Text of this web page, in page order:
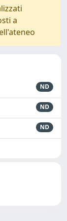
a
ND
ND
ND